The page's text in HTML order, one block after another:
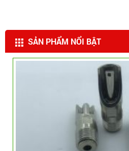
SẢN PHẨM NỔI BẬT
CHI TIẾT